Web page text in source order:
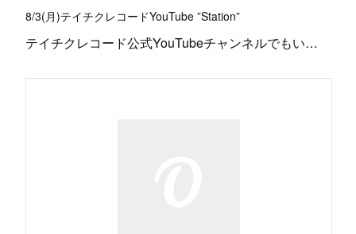
8/3(月)テイチクレコードYouTube ”Station”
テイチクレコード公式YouTubeチャンネルでもい…